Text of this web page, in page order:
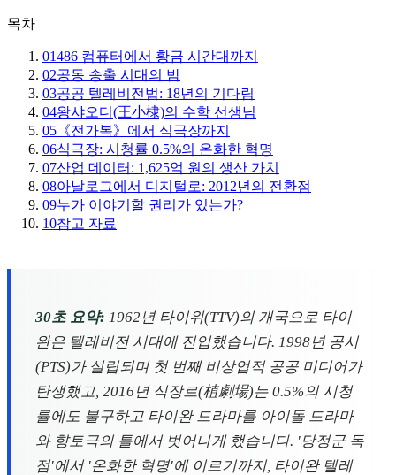
목차
01486 컴퓨터에서 황금 시간대까지
02공동 송출 시대의 밤
03공공 텔레비전법: 18년의 기다림
04왕샤오디(王小棣)의 수학 선생님
05 《전가복》에서 식극장까지
06식극장: 시청률 0.5%의 온화한 혁명
07산업 데이터: 1,625억 원의 생산 가치
08아날로그에서 디지털로: 2012년의 전환점
09누가 이야기할 권리가 있는가?
10참고 자료
30초 요약: 1962년 타이위(TTV)의 개국으로 타이
완은 텔레비전 시대에 진입했습니다. 1998년 공시
(PTS)가 설립되며 첫 번째 비상업적 공공 미디어가
탄생했고, 2016년 식장르(植劇場)는 0.5%의 시청
률에도 불구하고 타이완 드라마를 아이돌 드라마
와 향토극의 틀에서 벗어나게 했습니다. '당정군 독
점'에서 '온화한 혁명'에 이르기까지, 타이완 텔레